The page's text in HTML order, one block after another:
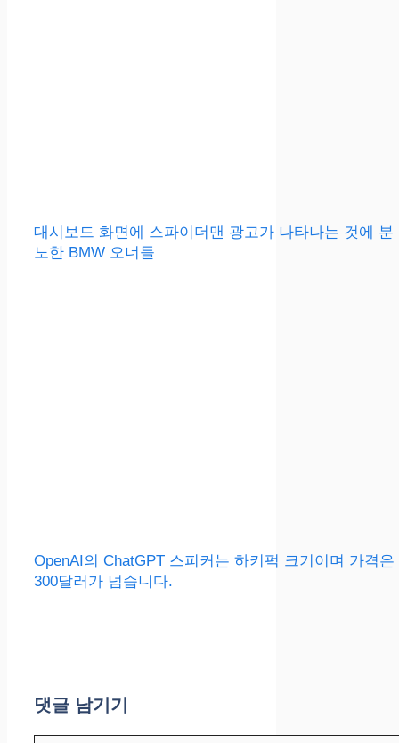
대시보드 화면에 스파이더맨 광고가 나타나는 것에 분
노한 BMW 오너들
OpenAI의 ChatGPT 스피커는 하키퍽 크기이며 가격은
300달러가 넘습니다.
댓글 남기기